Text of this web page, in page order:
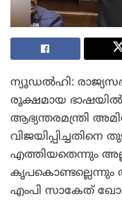
ന്യൂഡൽഹി:
രൂക്ഷമായ ഭാഷയിൽ
ആഭ്യന്തരമന്ത്രി
വിജയിപ്പിച്ചതിനെ
എത്തിയതെന്നും
എംപി സാകേത്